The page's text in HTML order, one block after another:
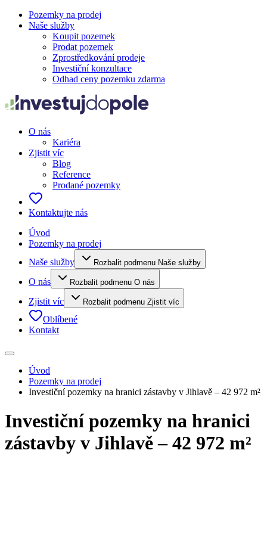
Pozemky na prodej
Naše služby
Koupit pozemek
Prodat pozemek
Zprostředkování prodeje
Investiční konzultace
Odhad ceny pozemku zdarma
O nás
Kariéra
Zjistit víc
Blog
Reference
Prodané pozemky
Kontaktujte nás
Úvod
Pozemky na prodej
Naše služby
Rozbalit podmenu Naše služby
O nás Rozbalit podmenu O nás
Zjistit víc Rozbalit podmenu Zjistit víc
Oblíbené
Kontakt
Úvod
Pozemky na prodej
Investiční pozemky na hranici zástavby v Jihlavě – 42 972 m²
Investiční pozemky na hranici
zástavby v Jihlavě – 42 972 m²